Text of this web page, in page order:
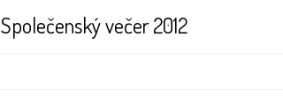
Společenský večer 2012